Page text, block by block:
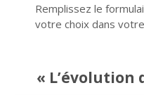
Remplissez le
votre choix dans
« L’évolution